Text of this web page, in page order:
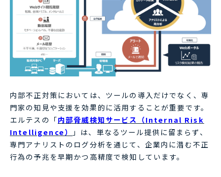
内部不正対策においては、ツールの導入だけでなく、専
門家の知見や支援を効果的に活用することが重要です。
エルテスの「内部脅威検知サービス（Internal Risk
Intelligence）
」は、単なるツール提供に留まらず、
専門アナリストのログ分析を通じて、企業内に潜む不正
行為の予兆を早期かつ高精度で検知しています。